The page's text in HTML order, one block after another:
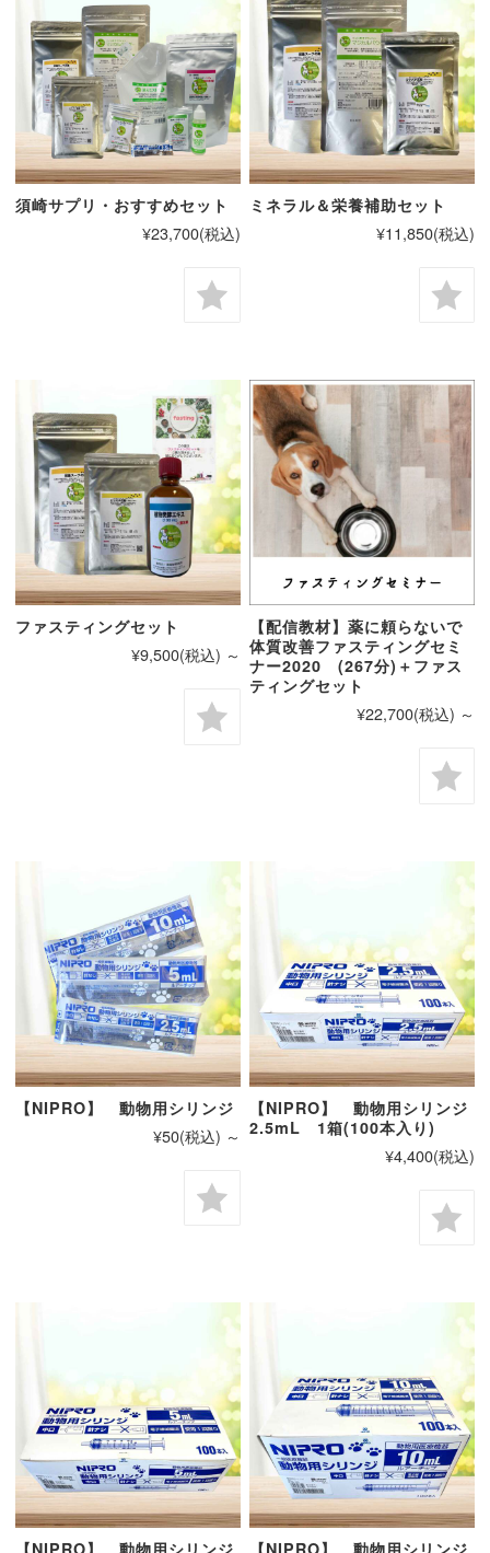
須崎サプリ・おすすめセット
¥23,700(税込)
ミネラル＆栄養補助セット
¥11,850(税込)
ファスティングセット
¥9,500(税込) ～
【配信教材】薬に頼らないで
体質改善ファスティングセミ
ナー2020 (267分)＋ファス
ティングセット
¥22,700(税込) ～
【NIPRO】 動物用シリンジ
¥50(税込) ～
【NIPRO】 動物用シリンジ
2.5mL 1箱(100本入り)
¥4,400(税込)